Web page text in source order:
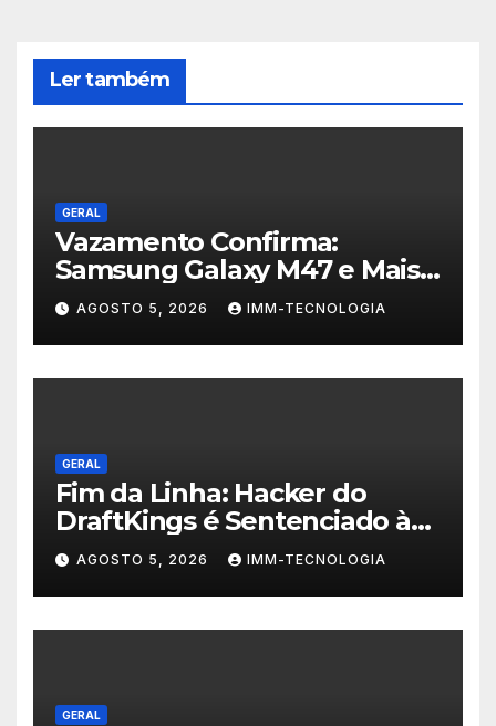
Ler também
GERAL
Vazamento Confirma:
Samsung Galaxy M47 e Mais
Dois Dispositivos a Caminho!
AGOSTO 5, 2026 IMM-TECNOLOGIA
GERAL
Fim da Linha: Hacker do
DraftKings é Sentenciado à
Prisão por Esquema
Milionário de Contas
Roubadas
AGOSTO 5, 2026 IMM-TECNOLOGIA
GERAL